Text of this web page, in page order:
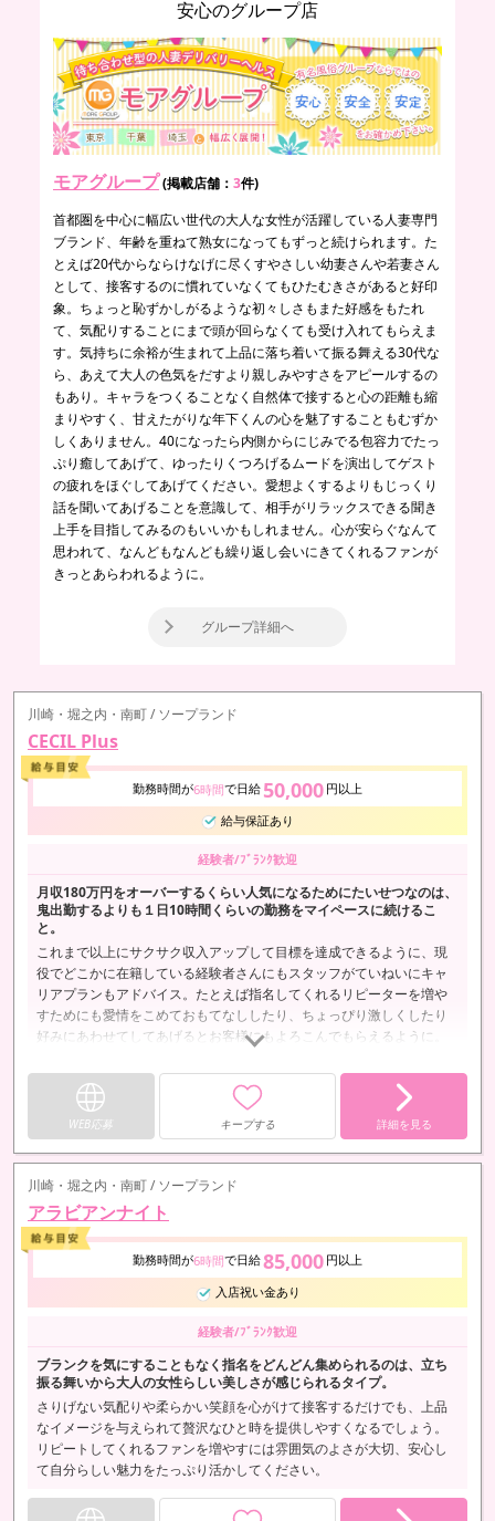
安心のグループ店
モアグループ(掲載店舗： 3件)
首都圏を中心に幅広い世代の大人な女性が活躍している人妻専門
ブランド、年齢を重ねて熟女になってもずっと続けられます。た
とえば20代からならけなげに尽くすやさしい幼妻さんや若妻さん
として、接客するのに慣れていなくてもひたむきさがあると好印
象。ちょっと恥ずかしがるような初々しさもまた好感をもたれ
て、気配りすることにまで頭が回らなくても受け入れてもらえま
す。気持ちに余裕が生まれて上品に落ち着いて振る舞える30代な
ら、あえて大人の色気をだすより親しみやすさをアピールするの
もあり。キャラをつくることなく自然体で接すると心の距離も縮
まりやすく、甘えたがりな年下くんの心を魅了することもむずか
しくありません。40になったら内側からにじみでる包容力でたっ
ぷり癒してあげて、ゆったりくつろげるムードを演出してゲスト
の疲れをほぐしてあげてください。愛想よくするよりもじっくり
話を聞いてあげることを意識して、相手がリラックスできる聞き
上手を目指してみるのもいいかもしれません。心が安らぐなんて
思われて、なんどもなんども繰り返し会いにきてくれるファンが
きっとあらわれるように。
グループ詳細へ
川崎・堀之内・南町 / ソープランド
CECIL Plus
勤務時間が6時間で日給 50,000 円以上
給与保証あり
経験者/ﾌﾞﾗﾝｸ歓迎
月収180万円をオーバーするくらい人気になるためにたいせつなのは、
鬼出勤するよりも１日10時間くらいの勤務をマイペースに続けるこ
と。
これまで以上にサクサク収入アップして目標を達成できるように、現
役でどこかに在籍している経験者さんにもスタッフがていねいにキャ
リアプランもアドバイス。たとえば指名してくれるリピーターを増や
すためにも愛情をこめておもてなししたり、ちょっぴり激しくしたり
好みにあわせてしてあげるとお客様にもよろこんでもらえるように。
WEB応募 キープする 詳細を見る
川崎・堀之内・南町 / ソープランド
アラビアンナイト
勤務時間が6時間で日給85,000 円以上
入店祝い金あり
経験者/ﾌﾞﾗﾝｸ歓迎
ブランクを気にすることもなく指名をどんどん集められるのは、立ち
振る舞いから大人の女性らしい美しさが感じられるタイプ。
さりげない気配りや柔らかい笑顔を心がけて接客するだけでも、上品
なイメージを与えられて贅沢なひと時を提供しやすくなるでしょう。
リピートしてくれるファンを増やすには雰囲気のよさが大切、安心し
て自分らしい魅力をたっぷり活かしてください。